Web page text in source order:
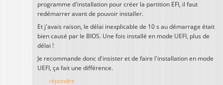
programme d'installation pour créer la partition EFI, il faut
redémarrer avant de pouvoir installer.
Et j'avais raison, le délai inexplicable de 10 s au démarrage était
bien causé par le BIOS. Une fois installé en mode UEFI, plus de
délai !
Je recommande donc d'insister et de faire l'installation en mode
UEFI, ça fait une différence.
répondre